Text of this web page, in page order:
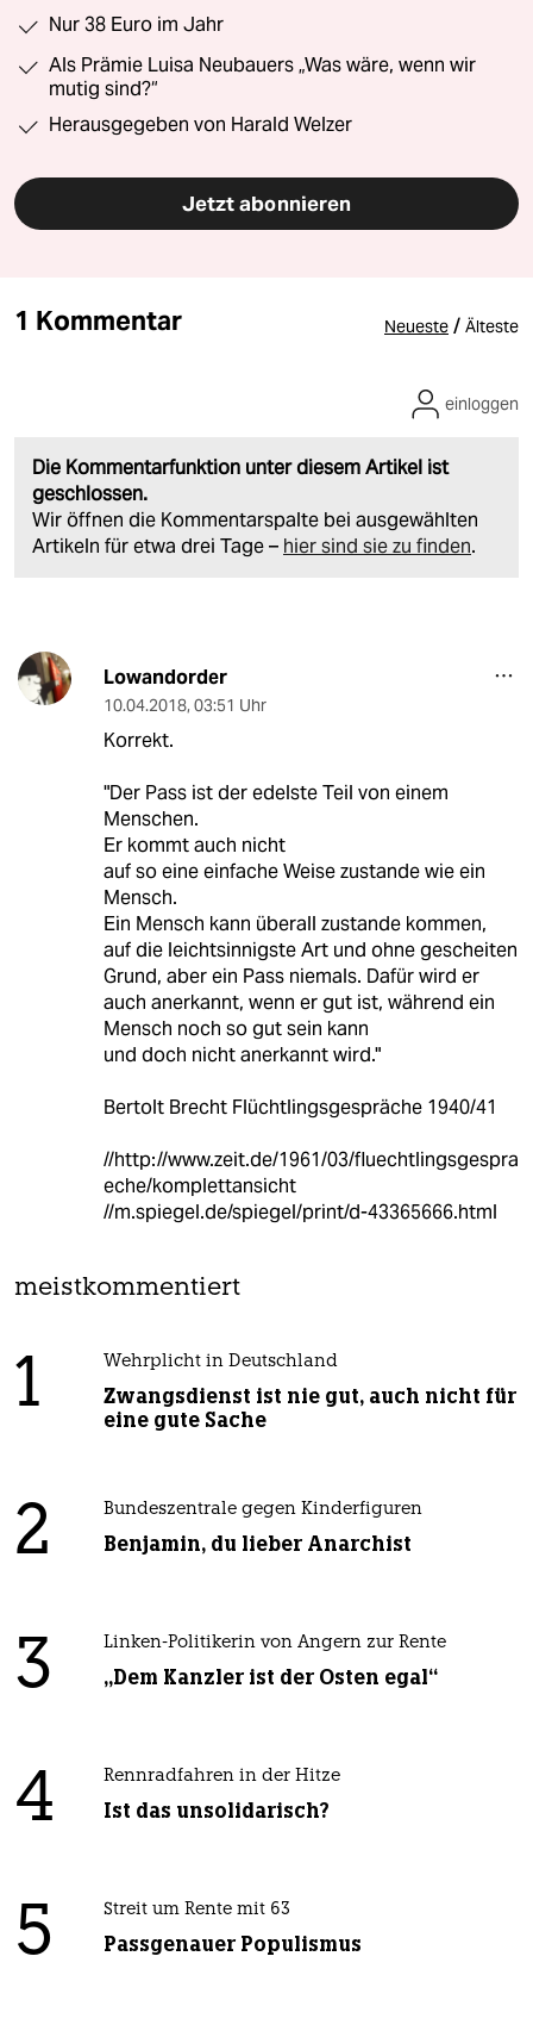
Nur 38 Euro im Jahr
Als Prämie Luisa Neubauers „Was wäre, wenn wir
mutig sind?“
Herausgegeben von Harald Welzer
Jetzt abonnieren
1 Kommentar Neueste / Älteste
Die Kommentarfunktion unter diesem Artikel ist
geschlossen.
Wir öffnen die Kommentarspalte bei ausgewählten
Artikeln für etwa drei Tage – hier sind sie zu finden.
einloggen
Lowandorder
10.04.2018, 03:51 Uhr
Korrekt.
"Der Pass ist der edelste Teil von einem
Menschen.
Er kommt auch nicht
auf so eine einfache Weise zustande wie ein
Mensch.
Ein Mensch kann überall zustande kommen,
auf die leichtsinnigste Art und ohne gescheiten
Grund, aber ein Pass niemals. Dafür wird er
auch anerkannt, wenn er gut ist, während ein
Mensch noch so gut sein kann
und doch nicht anerkannt wird."
Bertolt Brecht Flüchtlingsgespräche 1940/41
//http://www.zeit.de/1961/03/fluechtlingsgespra
eche/komplettansicht
//m.spiegel.de/spiegel/print/d-43365666.html
meistkommentiert
1 Wehrplicht in Deutschland
Zwangsdienst ist nie gut, auch nicht für
eine gute Sache
2 Bundeszentrale gegen Kinderfiguren
Benjamin, du lieber Anarchist
3 Linken-Politikerin von Angern zur Rente
„Dem Kanzler ist der Osten egal“
4 Rennradfahren in der Hitze
Ist das unsolidarisch?
5 Streit um Rente mit 63
Passgenauer Populismus